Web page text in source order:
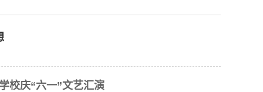
校庆“六一”文艺汇演